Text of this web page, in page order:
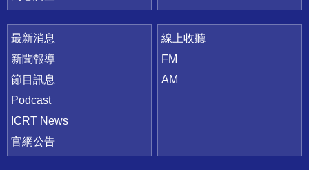
最新消息
新聞報導
節目訊息
Podcast
ICRT News
官網公告
線上收聽
FM
AM